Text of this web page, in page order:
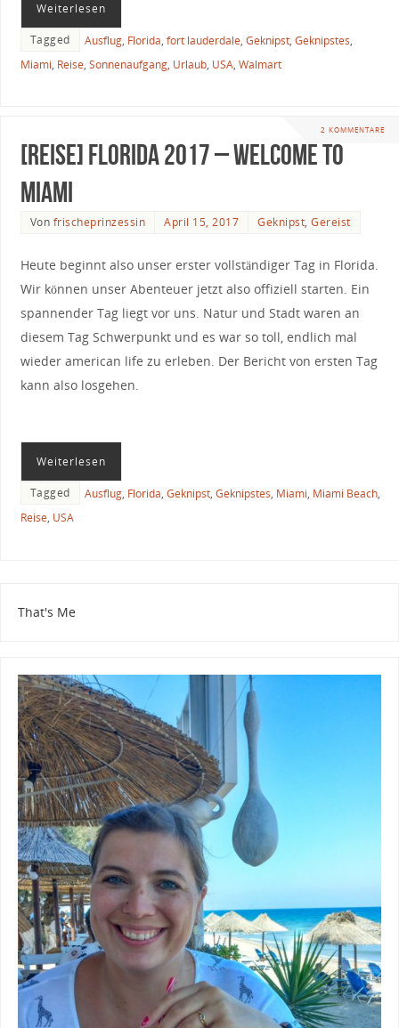
Weiterlesen
Tagged Ausflug, Florida, fort lauderdale, Geknipst, Geknipstes,
Miami, Reise, Sonnenaufgang, Urlaub, USA, Walmart
2 KOMMENTARE
[Reise] Florida 2017 – Welcome to
Miami
Von frischeprinzessin April 15, 2017 Geknipst,Gereist
Heute beginnt also unser erster vollständiger Tag in Florida.
Wir können unser Abenteuer jetzt also offiziell starten. Ein
spannender Tag liegt vor uns. Natur und Stadt waren an
diesem Tag Schwerpunkt und es war so toll, endlich mal
wieder american life zu erleben. Der Bericht von ersten Tag
kann also losgehen.
Weiterlesen
Tagged Ausflug, Florida, Geknipst, Geknipstes, Miami, Miami Beach,
Reise, USA
That's Me